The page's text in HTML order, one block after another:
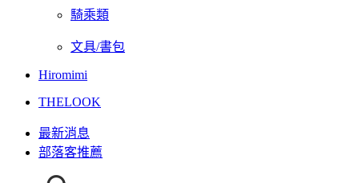
騎乘類
文具/書包
Hiromimi
THELOOK
最新消息
部落客推薦